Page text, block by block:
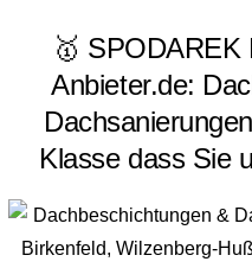
🥇 SPODAREK
Anbieter.de:
Klasse dass Sie